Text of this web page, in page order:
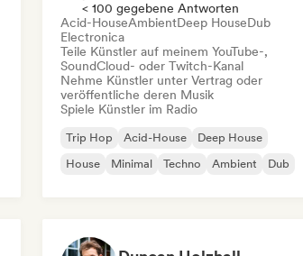
< 100 gegebene Antworten
Acid-HouseAmbientDeep HouseDub
Electronica
Teile Künstler auf meinem YouTube-,
SoundCloud- oder Twitch-Kanal
Nehme Künstler unter Vertrag oder
veröffentliche deren Musik
Spiele Künstler im Radio
Trip Hop Acid-House
Deep House
House
Minimal Techno Ambient Dub